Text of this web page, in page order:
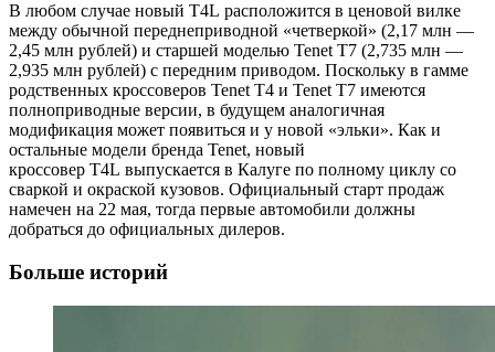
В любом случае новый T4L расположится в ценовой вилке
между обычной переднеприводной «четверкой» (2,17 млн —
2,45 млн рублей) и старшей моделью Tenet T7 (2,735 млн —
2,935 млн рублей) с передним приводом. Поскольку в гамме
родственных кроссоверов Tenet T4 и Tenet T7 имеются
полноприводные версии, в будущем аналогичная
модификация может появиться и у новой «эльки». Как и
остальные модели бренда Tenet, новый
кроссовер T4L выпускается в Калуге по полному циклу со
сваркой и окраской кузовов. Официальный старт продаж
намечен на 22 мая, тогда первые автомобили должны
добраться до официальных дилеров.
Больше историй